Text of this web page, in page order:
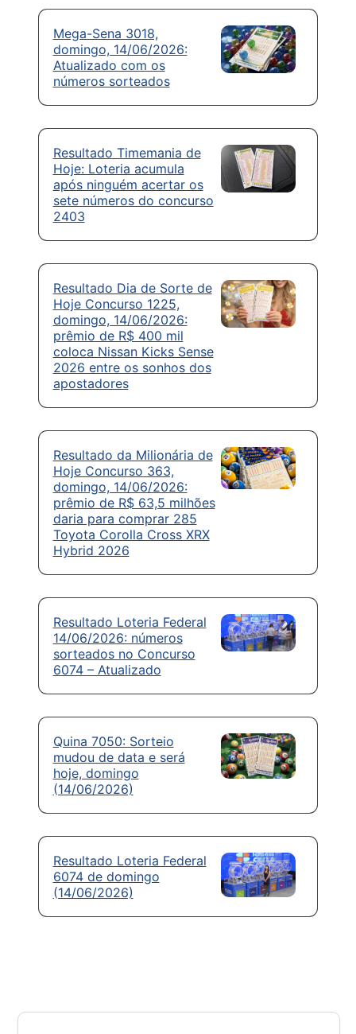
Mega-Sena 3018,
domingo, 14/06/2026:
Atualizado com os
números sorteados
Resultado Timemania de
Hoje: Loteria acumula
após ninguém acertar os
sete números do concurso
2403
Resultado Dia de Sorte de
Hoje Concurso 1225,
domingo, 14/06/2026:
prêmio de R$ 400 mil
coloca Nissan Kicks Sense
2026 entre os sonhos dos
apostadores
Resultado da Milionária de
Hoje Concurso 363,
domingo, 14/06/2026:
prêmio de R$ 63,5 milhões
daria para comprar 285
Toyota Corolla Cross XRX
Hybrid 2026
Resultado Loteria Federal
14/06/2026: números
sorteados no Concurso
6074 – Atualizado
Quina 7050: Sorteio
mudou de data e será
hoje, domingo
(14/06/2026)
Resultado Loteria Federal
6074 de domingo
(14/06/2026)